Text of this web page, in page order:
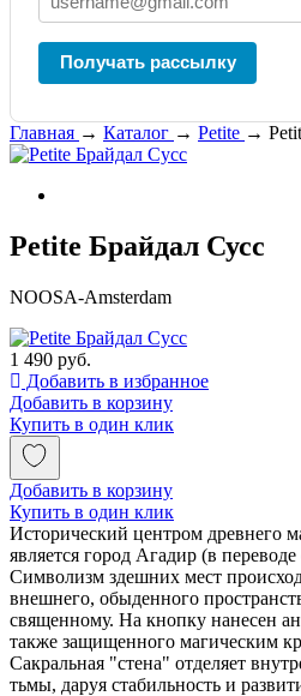
Получать рассылку
Главная → Каталог → Petite →
Petite Брайдал Сусс
NOOSA-Amsterdam
1 490 руб.
Добавить в избранное
Добавить в корзину
Купить в один клик
Добавить в корзину
Купить в один клик
Исторический центром древнего
является город Агадир (в
Символизм здешних мест
внешнего, обыденного
священному. На кнопку нанесен
также защищенного магическим
Сакральная "стена" отделяет
тьмы, даруя стабильность и